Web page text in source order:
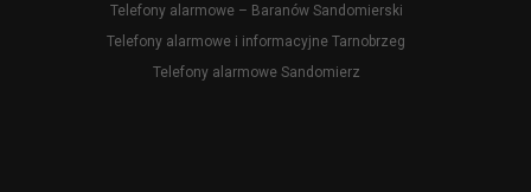
Telefony alarmowe – Baranów Sandomierski
Telefony alarmowe i informacyjne Tarnobrzeg
Telefony alarmowe Sandomierz